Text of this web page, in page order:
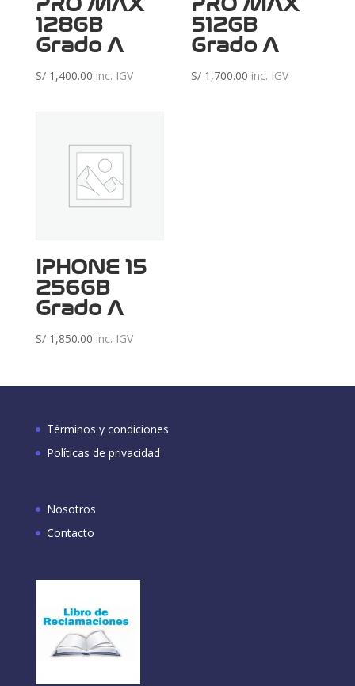
128GB
Grado A
S/1,400.00 inc. IGV
512GB
Grado A
S/ 1,700.00 inc. IGV
IPHONE 15
256GB
Grado A
S/1,850.00 inc. IGV
Términos y condiciones
Políticas de privacidad
Nosotros
Contacto